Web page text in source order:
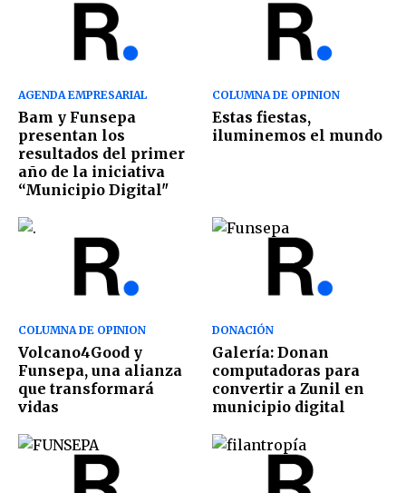
AGENDA EMPRESARIAL
Bam y Funsepa
presentan los
resultados del primer
año de la iniciativa
“Municipio Digital"
COLUMNA DE OPINION
Estas fiestas,
iluminemos el mundo
COLUMNA DE OPINION
Volcano4Good y
Funsepa, una alianza
que transformará
vidas
DONACIÓN
Galería: Donan
computadoras para
convertir a Zunil en
municipio digital